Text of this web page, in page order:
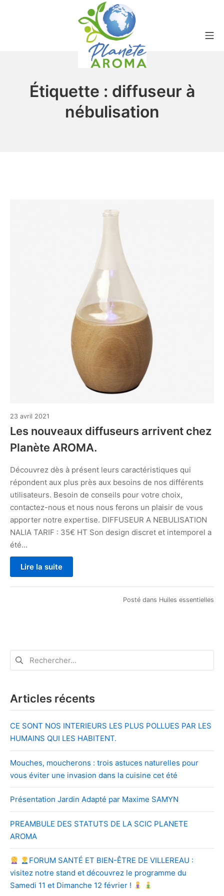
Étiquette : diffuseur à
nébulisation
23 avril 2021
2021
Les nouveaux diffuseurs arrivent chez
Planète AROMA.
Découvrez dès à présent leurs caractéristiques qui
répondent aux plus près aux besoins de nos différents
utilisateurs. Besoin de conseils pour votre choix,
contactez-nous et nous nous ferons un plaisir de vous
apporter notre expertise. DIFFUSEUR A NEBULISATION
NALIA TARIF : 35€ HT Son design discret et intemporel a
été…
Lire la suite
Posté dans Huiles essentielles
Rechercher :
Articles récents
CE SONT NOS INTERIEURS LES PLUS POLLUES PAR LES
HUMAINS QUI LES HABITENT.
Mouches, moucherons : trois astuces naturelles pour
vous éviter une invasion dans la cuisine cet été
Présentation Jardin Adapté par Maxime SAMYN
PREAMBULE DES STATUTS DE LA SCIC PLANETE
AROMA
FORUM SANTÉ ET BIEN-ÊTRE DE VILLEREAU :
visitez notre stand et découvrez le programme du
Samedi 11 et Dimanche 12 février !